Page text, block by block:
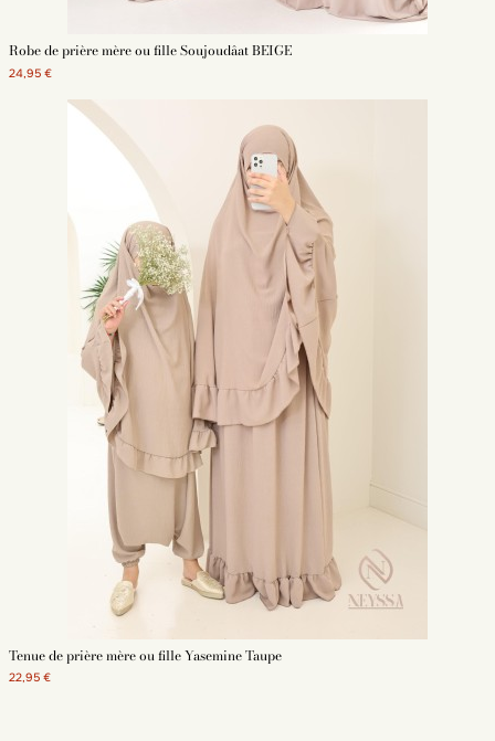
Robe de prière mère ou fille Soujoudâat BEIGE
24,95 €
Tenue de prière mère ou fille Yasemine Taupe
22,95 €